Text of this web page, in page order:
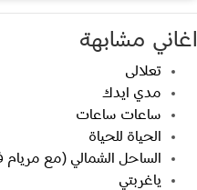
اغاني مشابهة
تعلالى
مدي ايدك
ساعات ساعات
الحياة للحياة
الساحل الشمالي (مع مريام
ياغربتي